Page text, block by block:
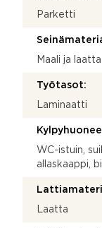
Parketti
Maali ja laatta
Työtasot:
Laminaatti
WC-istuin,
allaskaappi,
Laatta